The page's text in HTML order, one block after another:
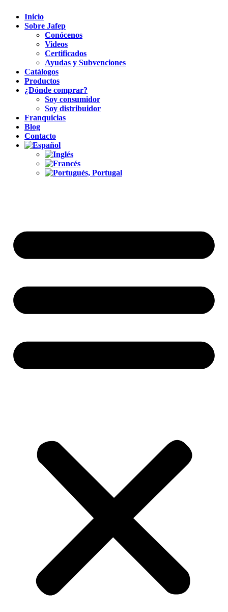
Inicio
Sobre Jafep
Conócenos
Videos
Certificados
Ayudas y Subvenciones
Catálogos
Productos
¿Dónde comprar?
Soy consumidor
Soy distribuidor
Franquicias
Blog
Contacto